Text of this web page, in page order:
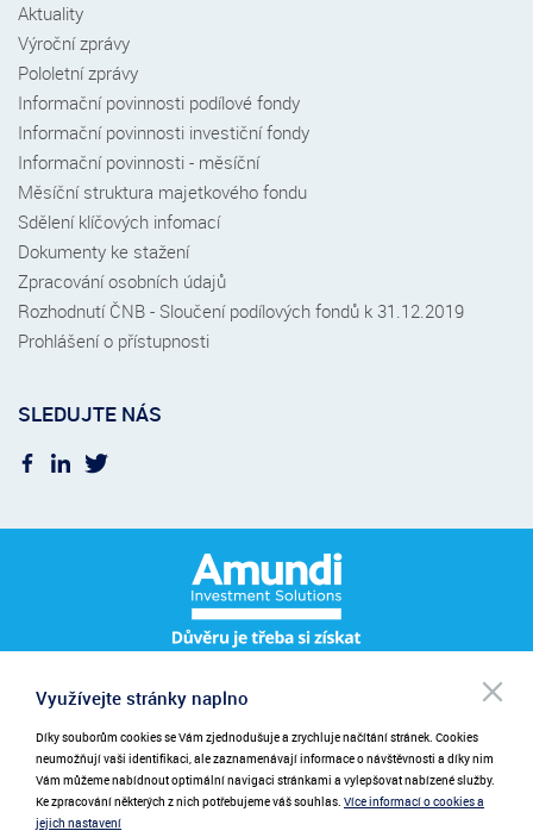
Aktuality
Výroční zprávy
Pololetní zprávy
Informační povinnosti podílové fondy
Informační povinnosti investiční fondy
Informační povinnosti - měsíční
Měsíční struktura majetkového fondu
Sdělení klíčových infomací
Dokumenty ke stažení
Zpracování osobních údajů
Rozhodnutí ČNB - Sloučení podílových fondů k 31.12.2019
Prohlášení o přístupnosti
SLEDUJTE NÁS
NEWSLETTER
Pro přihlášení k odběru novinek zadejte prosím váš e-mail.
Zadáním emailu poskytujete souhlas se zasíláním novinek.
Využívejte stránky naplno
Díky souborům cookies se Vám zjednodušuje a zrychluje načítání stránek. Cookies
neumožňují vaši identifikaci, ale zaznamenávají informace o návštěvnosti a díky nim
Vám můžeme nabídnout optimální navigaci stránkami a vylepšovat nabízené služby.
Ke zpracování některých z nich potřebujeme váš souhlas. Více informací o cookies a
jejich nastavení